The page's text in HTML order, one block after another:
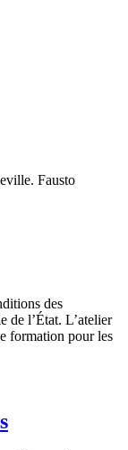
Fausto
des
de l’État. L’atelier
formation pour les